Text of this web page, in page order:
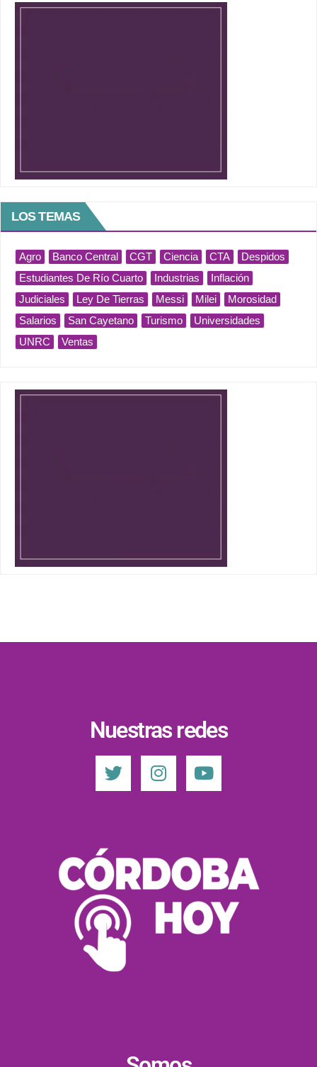
LOS TEMAS
Agro Banco Central CGT Ciencia CTA
Despidos
Estudiantes De Río Cuarto
Industrias
Inflación
Judiciales
Ley De Tierras Messi Milei
Morosidad
Salarios
San Cayetano Turismo
Universidades
UNRC
Ventas
Nuestras redes